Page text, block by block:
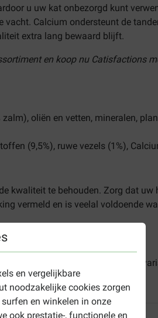
en vergelijkbare
noodzakelijke cookies zorgen
en winkelen in onze
ook prestatie-, functionele en
u uw kat onbezorgd kunt
Calcium ondersteunt de
extra lang bewaard blijft.
en koop nu Catisfactions
oliën en vetten, mineralen,
(9,5%), ruwe vezels (1%),
kwaliteit te behouden. Zorg dat
vermeld en is veelal voldoende
. Voor overige smaken en